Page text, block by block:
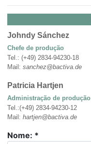
Johndy Sánchez
Chefe de produção
Tel.: (+49) 2834-94230-18
Mail: sanchez@bactiva.de
Patricia Hartjen
Administração de produção
Tel.:(+49) 2834-94230-12
Mail: hartjen@bactiva.de
Nome: *